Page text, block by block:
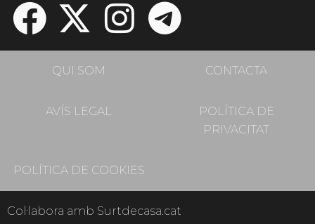
QUI SOM CONTACTA
AVÍS LEGAL
POLÍTICA DE
PRIVACITAT
POLÍTICA DE COOKIES
Col·labora amb Surtdecasa.cat